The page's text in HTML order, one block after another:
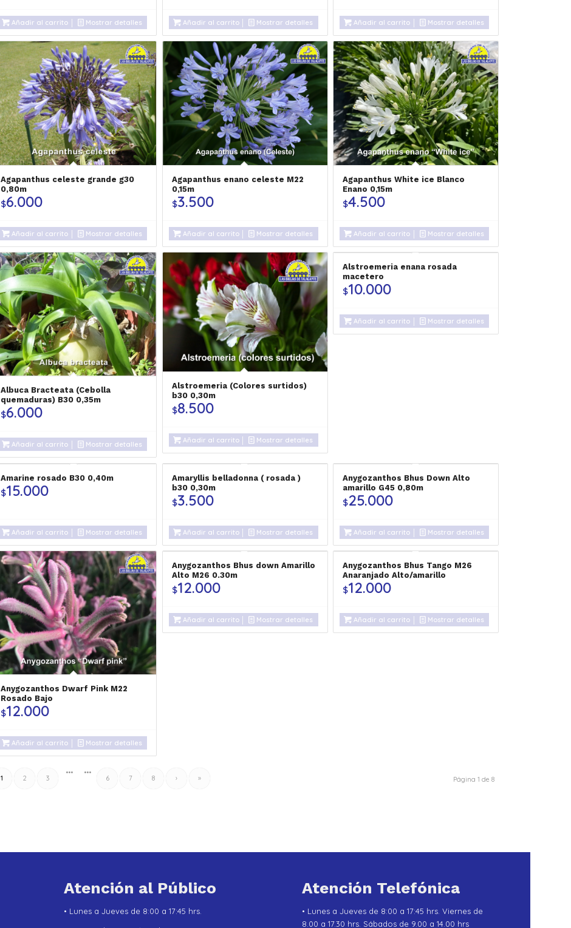
Añadir al carrito Mostrar detalles Añadir al carrito Mostrar detalles Añadir al carrito Mostrar detalles
Agapanthus celeste grande g30
0,80m
$6.000
Añadir al carrito Mostrar detalles
Agapanthus enano celeste M22
0,15m
$3.500
Añadir al carrito Mostrar detalles
Agapanthus White ice Blanco
Enano 0,15m
$4.500
Añadir al carrito Mostrar detalles
Albuca Bracteata (Cebolla
quemaduras) B30 0,35m
$6.000
Añadir al carrito Mostrar detalles
Alstroemeria (Colores surtidos)
b30 0,30m
$8.500
Añadir al carrito Mostrar detalles
Alstroemeria enana rosada
macetero
$10.000
Añadir al carrito Mostrar detalles
Amarine rosado B30 0,40m
$15.000
Añadir al carrito Mostrar detalles
Amaryllis belladonna ( rosada )
b30 0,30m
$3.500
Añadir al carrito Mostrar detalles
Anygozanthos Bhus Down Alto
amarillo G45 0,80m
$25.000
Añadir al carrito Mostrar detalles
Anygozanthos Dwarf Pink M22
Rosado Bajo
$12.000
Añadir al carrito Mostrar detalles
Anygozanthos Bhus down Amarillo
Alto M26 0.30m
$12.000
Añadir al carrito Mostrar detalles
Anygozanthos Bhus Tango M26
Anaranjado Alto/amarillo
$12.000
Añadir al carrito Mostrar detalles
Página 1 de 8
1 2 3
••• •••
6 7 8 › »
Atención al Público
• Lunes a Jueves de 8:00 a 17:45 hrs.
Atención Telefónica
• Lunes a Jueves de 8:00 a 17:45 hrs. Viernes de
8.00 a 17.30 hrs. Sábados de 9.00 a 14.00 hrs